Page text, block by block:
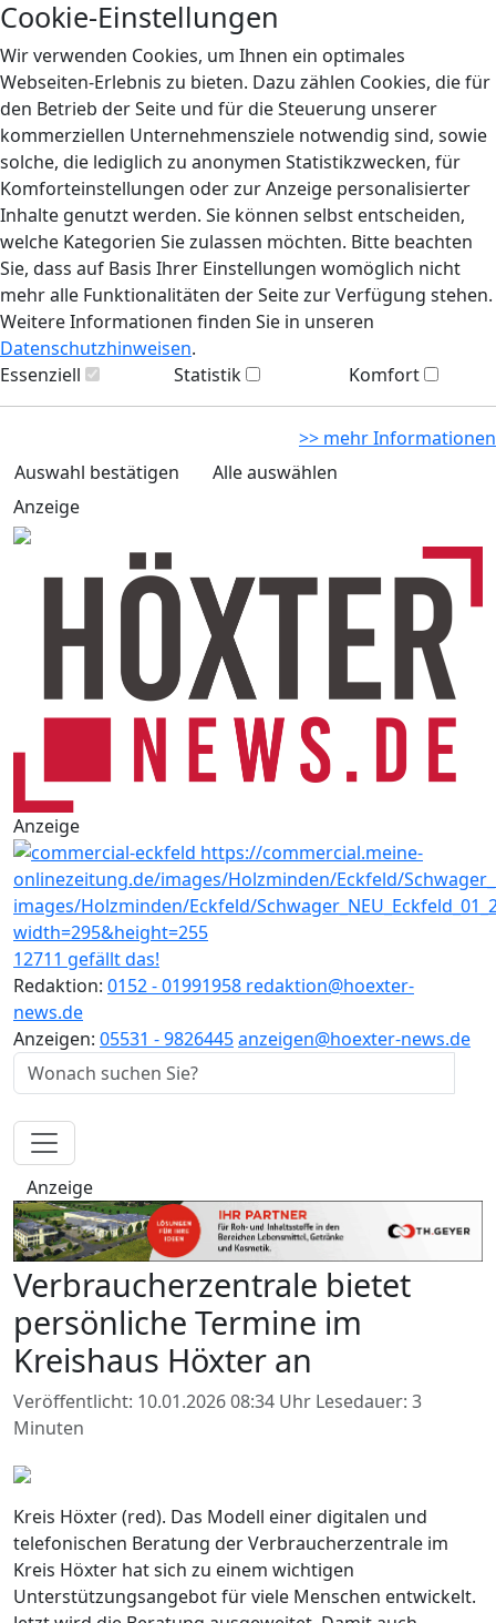
Cookie-Einstellungen
Wir verwenden Cookies, um Ihnen ein optimales
Webseiten-Erlebnis zu bieten. Dazu zählen Cookies, die für
den Betrieb der Seite und für die Steuerung unserer
kommerziellen Unternehmensziele notwendig sind, sowie
solche, die lediglich zu anonymen Statistikzwecken, für
Komforteinstellungen oder zur Anzeige personalisierter
Inhalte genutzt werden. Sie können selbst entscheiden,
welche Kategorien Sie zulassen möchten. Bitte beachten
Sie, dass auf Basis Ihrer Einstellungen womöglich nicht
mehr alle Funktionalitäten der Seite zur Verfügung stehen.
Weitere Informationen finden Sie in unseren
Datenschutzhinweisen.
Essenziell
Statistik Komfort
>> mehr Informationen
Auswahl bestätigen
Alle auswählen
Anzeige
Anzeige
12711 gefällt das!
Redaktion: 0152 - 01991958 redaktion@hoexter-
news.de
Anzeigen: 05531 - 9826445anzeigen@hoexter-news.de
Anzeige
Verbraucherzentrale bietet
persönliche Termine im
Kreishaus Höxter an
Veröffentlicht: 10.01.2026 08:34 Uhr Lesedauer: 3
Minuten
Kreis Höxter (red). Das Modell einer digitalen und
telefonischen Beratung der Verbraucherzentrale im
Kreis Höxter hat sich zu einem wichtigen
Unterstützungsangebot für viele Menschen entwickelt.